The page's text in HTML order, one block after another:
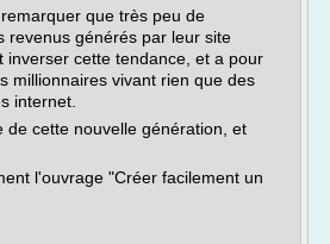
que très peu de
revenus générés par leur site
inverser cette tendance, et a pour
millionnaires vivant rien que des
internet.
de cette nouvelle génération, et
l'ouvrage "Créer facilement un